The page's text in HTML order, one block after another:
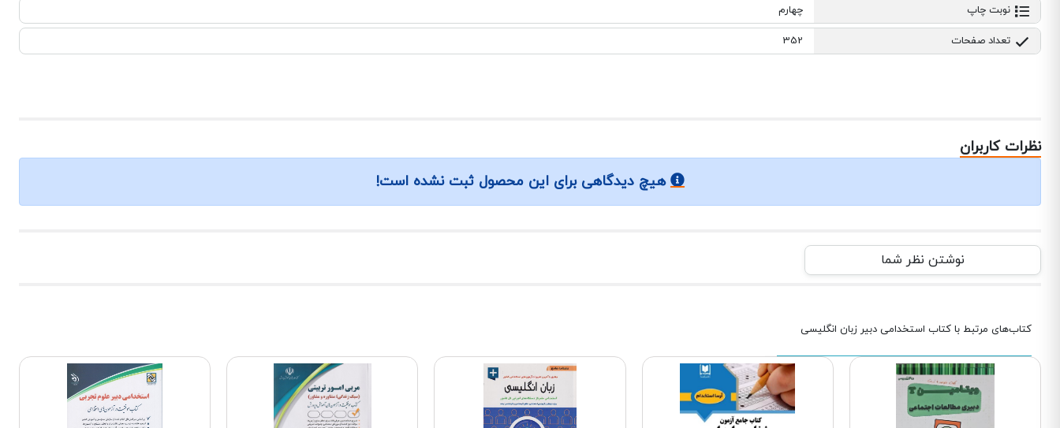
نوبت چاپ چهارم
تعداد صفحات 352
نظرات کاربران
هیچ دیدگاهی برای این محصول ثبت نشده است!
نوشتن نظر شما
کتاب‌های مرتبط با کتاب استخدامی دبیر زبان انگلیسی